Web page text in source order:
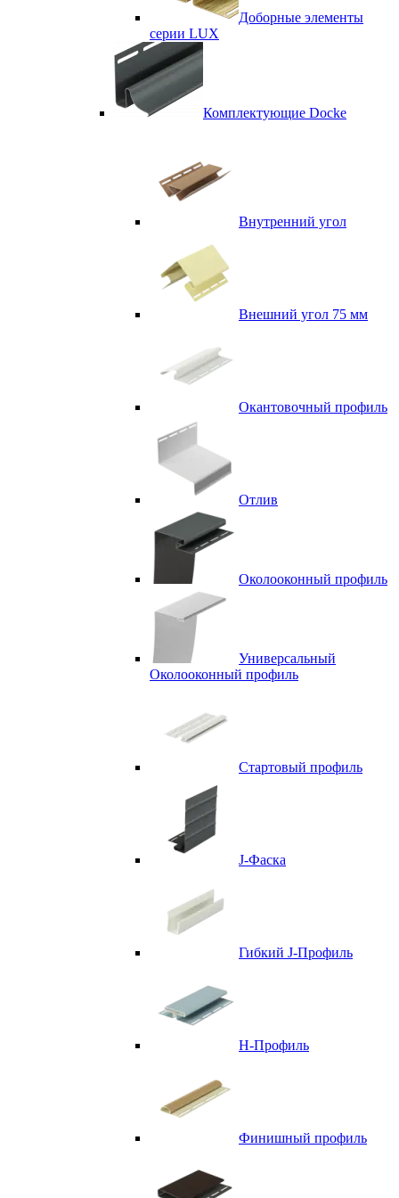
Доборные элементы
серии LUX
Комплектующие Docke
Внутренний угол
Внешний угол 75 мм
Окантовочный профиль
Отлив
Околооконный профиль
Универсальный
Околооконный профиль
Стартовый профиль
J-Фаска
Гибкий J-Профиль
H-Профиль
Финишный профиль